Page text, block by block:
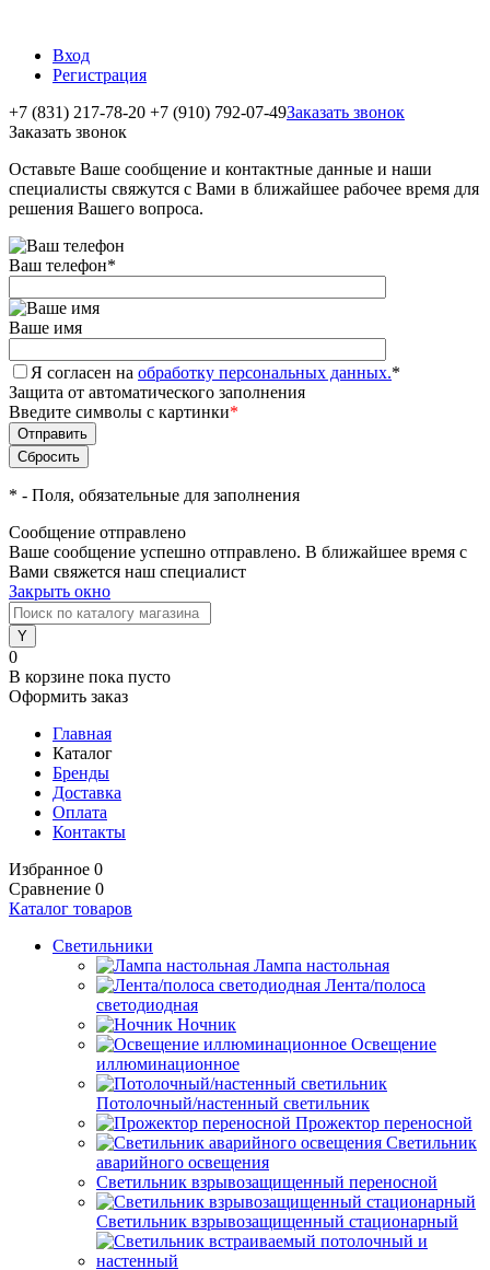
Вход
Регистрация
+7 (831) 217-78-20 +7 (910) 792-07-49Заказать звонок
Заказать звонок
Оставьте Ваше сообщение и контактные данные и наши
специалисты свяжутся с Вами в ближайшее рабочее время для
решения Вашего вопроса.
Ваш телефон*
Ваше имя
Я согласен на обработку персональных данных.*
Защита от автоматического заполнения
Введите символы с картинки*
* - Поля, обязательные для заполнения
Сообщение отправлено
Ваше сообщение успешно отправлено. В ближайшее время с
Вами свяжется наш специалист
Закрыть окно
0
В корзине пока пусто
Оформить заказ
Главная
Каталог
Бренды
Доставка
Оплата
Контакты
Избранное 0
Сравнение 0
Каталог товаров
Светильники
Лампа настольная
Лента/полоса
светодиодная
Ночник
Освещение
иллюминационное
Потолочный/настенный светильник
Прожектор переносной
Светильник
аварийного освещения
Светильник взрывозащищенный переносной
Светильник взрывозащищенный стационарный